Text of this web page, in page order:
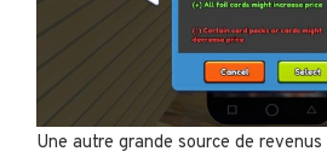
Une autre grande source de